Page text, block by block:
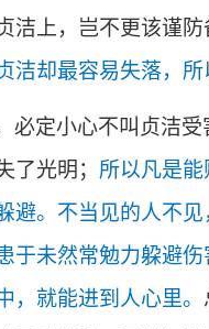
洁上，岂不更该谨防
却最容易失落，所
必定小心不叫贞洁
了光明； 所以凡是
避。不当见的人不
于未然常勉力躱避
，就能进到人心里。